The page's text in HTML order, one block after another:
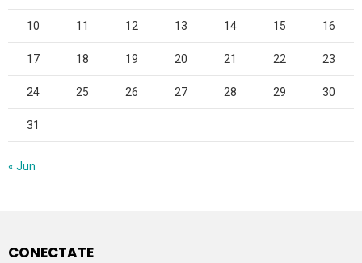
10 11 12 13 14 15 16
17 18 19 20 21 22 23
24 25 26 27 28 29 30
31
« Jun
CONECTATE